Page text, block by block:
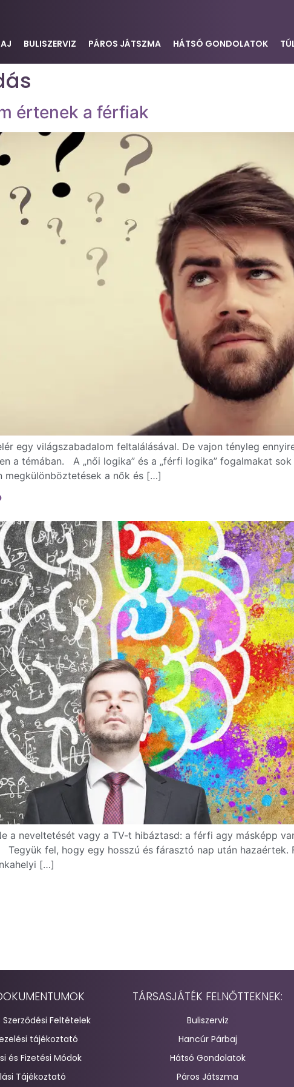
BULISZERVIZ PÁROS JÁTSZMA HÁTSÓ GONDOLATOK
értenek a férfiak
egy világszabadalom feltalálásával. De vajon tényleg
a témában. A „női logika” és a „férfi logika” fogalmakat
megkülönböztetések a nők és […]
a neveltetését vagy a TV-t hibáztasd: a férfi agy másképp
fel, hogy egy hosszú és fárasztó nap után hazaértek.
[…]
Feltételek
tájékoztató
és Fizetési Módok
Tájékoztató
TÁRSASJÁTÉK FELNŐTTEKNEK:
Buliszerviz
Hancúr Párbaj
Hátsó Gondolatok
Páros Játszma